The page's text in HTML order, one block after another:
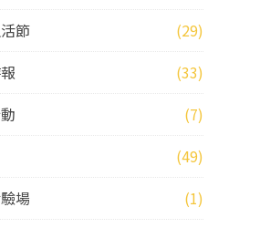
節
(29)
(33)
(7)
(49)
場
(1)